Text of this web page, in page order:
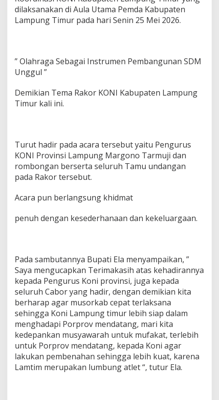
K
N
b
t
p
u
n
g
m
r
dilaksanakan di Aula Utama Pemda Kabupaten
Lampung Timur pada hari Senin 25 Mei 2026.
” Olahraga Sebagai Instrumen Pembangunan SDM
Unggul ”
Demikian Tema Rakor KONI Kabupaten Lampung
Timur kali ini.
Turut hadir pada acara tersebut yaitu Pengurus
KONI Provinsi Lampung Margono Tarmuji dan
rombongan berserta seluruh Tamu undangan
pada Rakor tersebut.
Acara pun berlangsung khidmat
penuh dengan kesederhanaan dan kekeluargaan.
Pada sambutannya Bupati Ela menyampaikan, ”
Saya mengucapkan Terimakasih atas kehadirannya
kepada Pengurus Koni provinsi, juga kepada
seluruh Cabor yang hadir, dengan demikian kita
berharap agar musorkab cepat terlaksana
sehingga Koni Lampung timur lebih siap dalam
menghadapi Porprov mendatang, mari kita
kedepankan musyawarah untuk mufakat, terlebih
untuk Porprov mendatang, kepada Koni agar
lakukan pembenahan sehingga lebih kuat, karena
Lamtim merupakan lumbung atlet “, tutur Ela.